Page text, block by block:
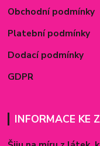
Obchodní podmínky
Platební podmínky
Dodací podmínky
GDPR
INFORMACE KE